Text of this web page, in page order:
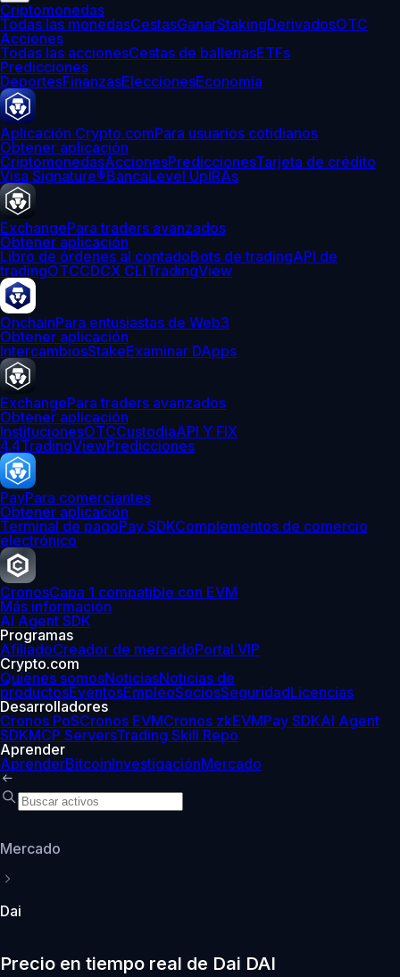
Criptomonedas
Todas las monedasCestasGanarStakingDerivadosOTC
Acciones
Todas las accionesCestas de ballenasETFs
Predicciones
DeportesFinanzasEleccionesEconomía
Aplicación Crypto.comPara usuarios cotidianos
Obtener aplicación
CriptomonedasAccionesPrediccionesTarjeta de crédito
Visa Signature®BancaLevel UpIRAs
ExchangePara traders avanzados
Obtener aplicación
Libro de órdenes al contadoBots de tradingAPI de
tradingOTCCDCX CLITradingView
OnchainPara entusiastas de Web3
Obtener aplicación
IntercambiosStakeExaminar DApps
ExchangePara traders avanzados
Obtener aplicación
InstitucionesOTCCustodiaAPI Y FIX
4.4TradingViewPredicciones
PayPara comerciantes
Obtener aplicación
Terminal de pagoPay SDKComplementos de comercio
electrónico
CronosCapa 1 compatible con EVM
Más información
AI Agent SDK
Programas
AfiliadoCreador de mercadoPortal VIP
Crypto.com
Quiénes somosNoticiasNoticias de
productosEventosEmpleoSociosSeguridadLicencias
Desarrolladores
Cronos PoSCronos EVMCronos zkEVMPay SDKAI Agent
SDKMCP ServersTrading Skill Repo
Aprender
AprenderBitcoinInvestigaciónMercado
Mercado
Dai
Precio en tiempo real de Dai DAI